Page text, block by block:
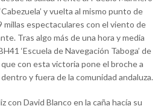
y vuelta al mismo punto de
millas espectaculares con el viento de
Tras algo más de una hora y media
‘Escuela de Navegación Taboga’ de
con esta victoria pone el broche a
y fuera de la comunidad andaluza.
con David Blanco en la caña hacía su